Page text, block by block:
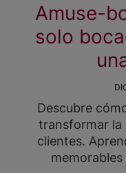
Amuse-
solo
Descubre
transformar la
clientes.